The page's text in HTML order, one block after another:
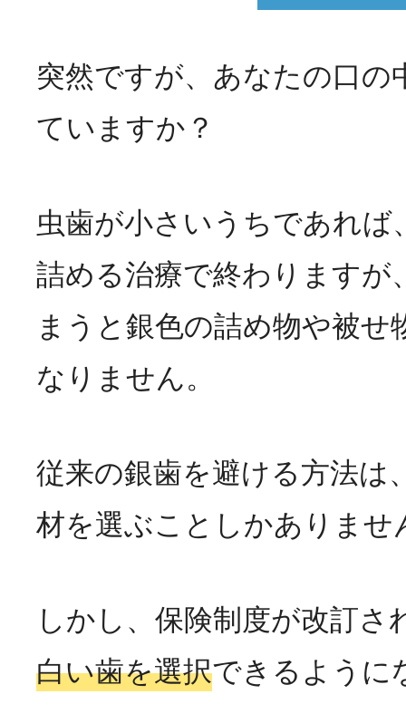
突然ですが、あなたの口の
ていますか？
虫歯が小さいうちであれば
詰める治療で終わりますが
まうと銀色の詰め物や被せ
なりません。
従来の銀歯を避ける方法は
材を選ぶことしかありませ
しかし、保険制度が改訂さ
白い歯を選択できるように